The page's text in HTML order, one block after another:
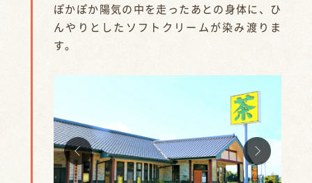
ぽかぽか陽気の中を走ったあとの身体に、ひ
んやりとしたソフトクリームが染み渡りま
す。